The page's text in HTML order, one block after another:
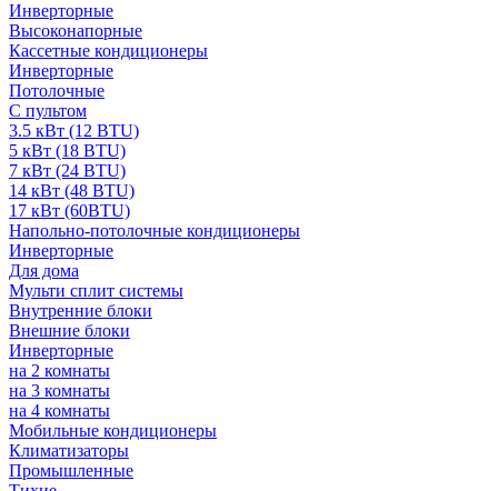
Инверторные
Высоконапорные
Кассетные кондиционеры
Инверторные
Потолочные
С пультом
3.5 кВт (12 BTU)
5 кВт (18 BTU)
7 кВт (24 BTU)
14 кВт (48 BTU)
17 кВт (60BTU)
Напольно-потолочные кондиционеры
Инверторные
Для дома
Мульти сплит системы
Внутренние блоки
Внешние блоки
Инверторные
на 2 комнаты
на 3 комнаты
на 4 комнаты
Мобильные кондиционеры
Климатизаторы
Промышленные